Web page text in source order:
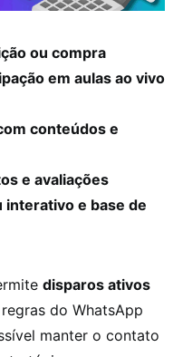
ou compra
em aulas ao vivo
conteúdos e
e avaliações
e base de
disparos ativos
do WhatsApp
manter o contato